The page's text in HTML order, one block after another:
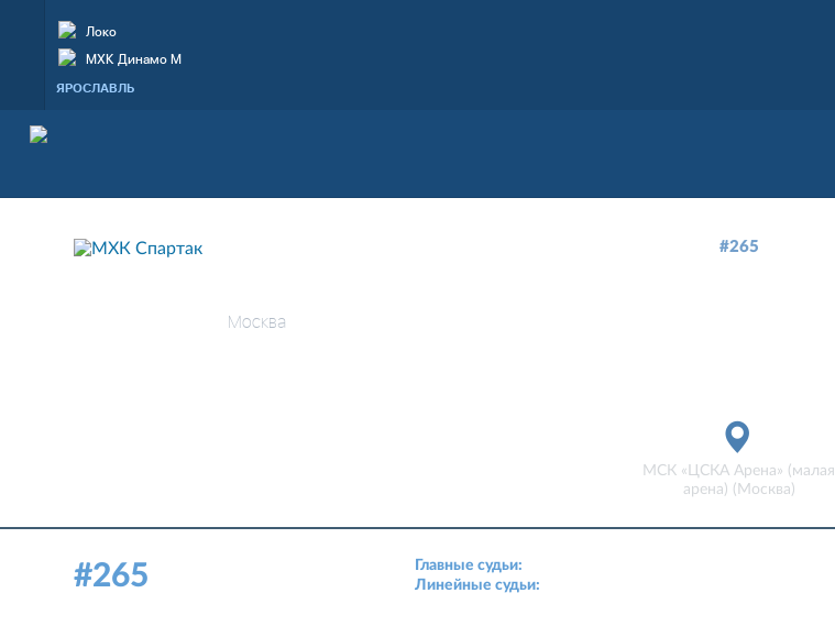
Локо
МХК Динамо М
ЯРОСЛАВЛЬ
Москва
#265
МСК «ЦСКА Арена» (малая
арена) (Москва)
#265 Главные судьи:
Линейные судьи: